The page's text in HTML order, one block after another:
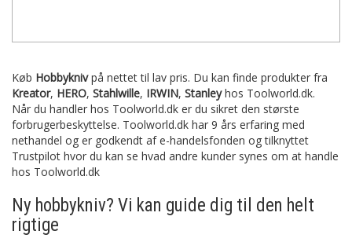
Køb Hobbyknivpå nettet til lav pris. Du kan finde produkter fra
Kreator, HERO, Stahlwille, IRWIN, Stanleyhos Toolworld.dk.
Når du handler hos Toolworld.dk er du sikret den største
forbrugerbeskyttelse. Toolworld.dk har 9 års erfaring med
nethandel og er godkendt af e-handelsfonden og tilknyttet
Trustpilot hvor du kan se hvad andre kunder synes om at handle
hos Toolworld.dk
Ny hobbykniv? Vi kan guide dig til den helt
rigtige